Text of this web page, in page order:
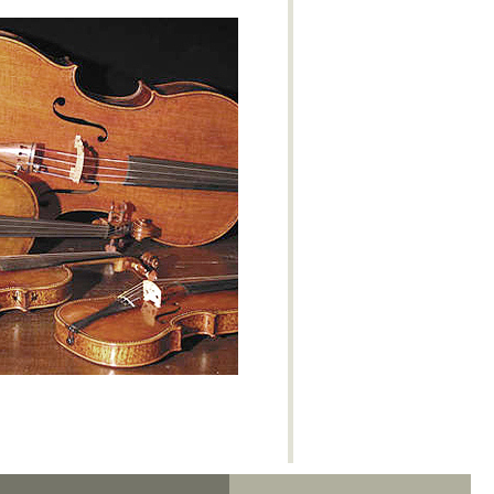
Yaraví
Bated Breath
Réquiem del Plata
Nevsky - Cantata
- Sinfonía No. 2 - M-I
- Concierto para violín
I
- Sospechoso
- Concierto para violín
II
- Concierto para violín
III
- Adagio fantástico
- Sol aymará
- Inti Raymi
- Obertura festiva
- La Pasión de Saverio
- Danza del sable
Cenci - Acto II: Escena I